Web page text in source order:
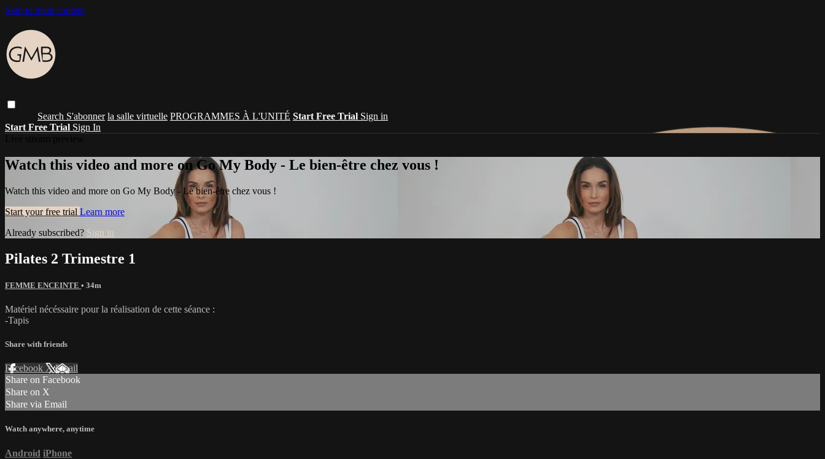
Skip to main content
Search S'abonner la salle virtuelle PROGRAMMES À L'UNITÉ Start Free Trial Sign in
Start Free Trial Sign In
Watch this video and more on Go My Body - Le bien-être chez vous !
Watch this video and more on Go My Body - Le bien-être chez vous !
Start your free trial Learn more
Already subscribed? Sign in
Pilates 2 Trimestre 1
FEMME ENCEINTE • 34m
Matériel nécéssaire pour la réalisation de cette séance :
-Tapis
Share with friends
Facebook XEmail
Share on Facebook
Share on X
Share via Email
Watch anywhere, anytime
Android iPhone